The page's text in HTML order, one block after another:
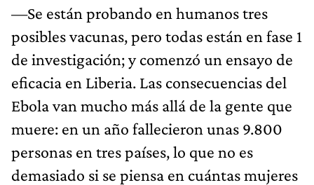
—Se están probando en humanos tres
posibles vacunas, pero todas están en fase 1
de investigación; y comenzó un ensayo de
eficacia en Liberia. Las consecuencias del
Ebola van mucho más allá de la gente que
muere: en un año fallecieron unas 9.800
personas en tres países, lo que no es
demasiado si se piensa en cuántas mujeres